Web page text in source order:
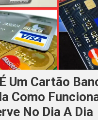
Um Cartão
Como
No Dia A Dia